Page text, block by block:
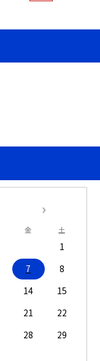
金 土
1
7
8
14
15
21
22
28
29